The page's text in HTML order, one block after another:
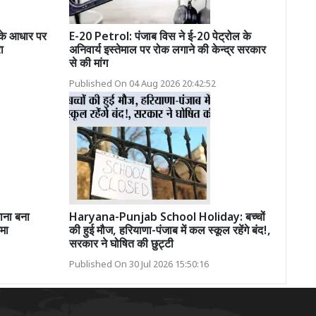
आधार पर
E-20 Petrol: पंजाब विस ने ई-20 पेट्रोल के
अनिवार्य इस्तेमाल पर रोक लगाने की केन्द्र सरकार
से की मांग
Published On 04 Aug 2026 20:42:52
बना
Haryana-Punjab School Holiday: बच्चों
की हुई मौज, हरियाणा-पंजाब में कल स्कूल रहेंगे बंद!,
सरकार ने घोषित की छुट्टी
Published On 30 Jul 2026 15:50:16